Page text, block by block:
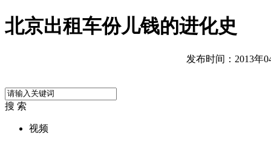
北京出租车份儿钱的进化史
发布时间：2013年
搜 索
视频